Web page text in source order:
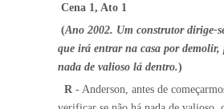
Cena 1, Ato 1
(Ano 2002. Um construtor dirige-
que irá entrar na casa por
nada de valioso lá dentro.)
R - Anderson, antes de